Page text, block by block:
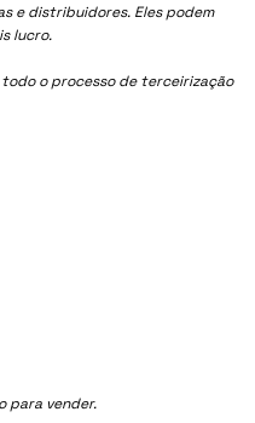
e distribuidores. Eles podem
lucro.
o processo de terceirização
para vender.